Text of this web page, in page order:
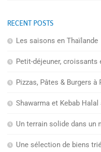
RECENT POSTS
Les saisons en Thaïlande
Petit-déjeuner, croissants
Pizzas, Pâtes & Burgers à
Shawarma et Kebab Halal
Un terrain solide dans un
Une sélection de biens